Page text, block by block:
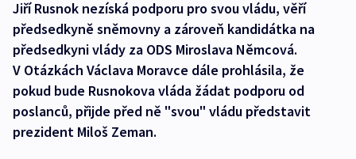
Jiří Rusnok nezíská podporu pro svou vládu, věří
předsedkyně sněmovny a zároveň kandidátka na
předsedkyni vlády za ODS Miroslava Němcová.
V Otázkách Václava Moravce dále prohlásila, že
pokud bude Rusnokova vláda žádat podporu od
poslanců, přijde před ně "svou" vládu představit
prezident Miloš Zeman.